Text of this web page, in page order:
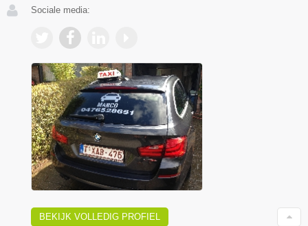
Sociale media:
BEKIJK VOLLEDIG PROFIEL